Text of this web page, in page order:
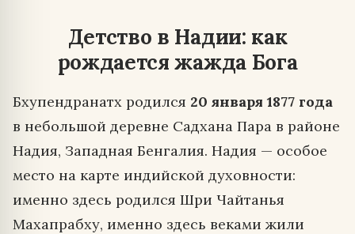
Детство в Надии: как
рождается жажда Бога
Бхупендранатх родился 20 января 1877 года
в небольшой деревне Садхана Пара в районе
Надия, Западная Бенгалия. Надия — особое
место на карте индийской духовности:
именно здесь родился Шри Чайтанья
Махапрабху, именно здесь веками жили